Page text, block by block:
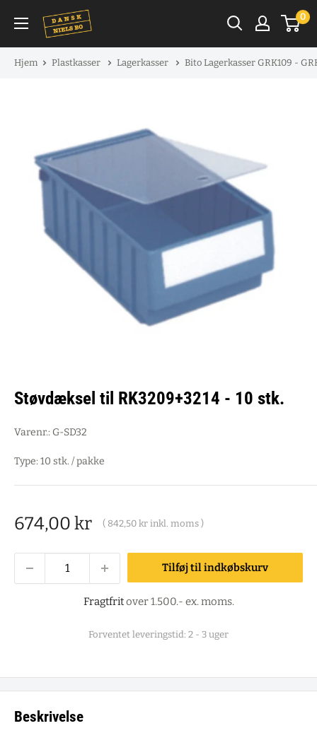
indhold
0
Hjem Plastkasser Lagerkasser Bito Lagerkasser GRK109 -
Støvdæksel til RK3209+3214 - 10 stk.
Varenr.: G-SD32
Type: 10 stk. / pakke
Salgspris
674,00 kr ( 842,50 kr inkl. moms )
Tilføj til indkøbskurv
Fragtfritover 1.500.- ex. moms.
Forventet leveringstid: 2 - 3 uger
Beskrivelse